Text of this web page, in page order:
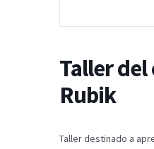
Taller del
Rubik
Taller destinado a